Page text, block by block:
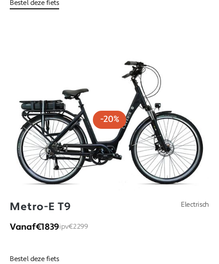
Bestel deze fiets
-20%
Metro-E T9
Vanaf€1839ipv€2299
Electrisch
Bestel deze fiets